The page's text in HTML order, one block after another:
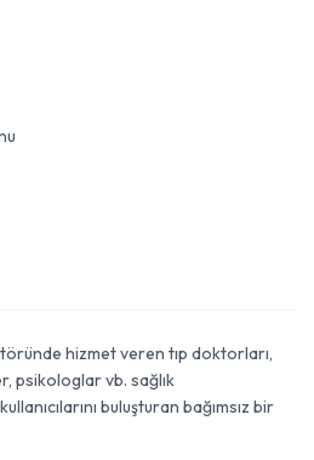
hizmet veren tıp doktorları,
psikologlar vb. sağlık
buluşturan bağımsız bir